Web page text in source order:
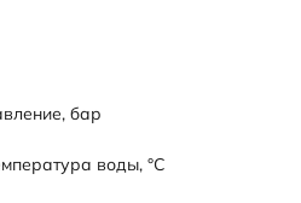
бар
воды, °C